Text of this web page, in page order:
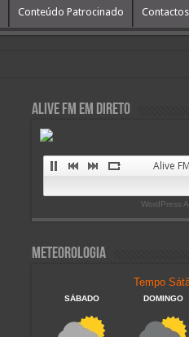
Conteúdo Patrocinado Contactos
Alive FM em Direto
Alive FM
WordPress
Meteorologia